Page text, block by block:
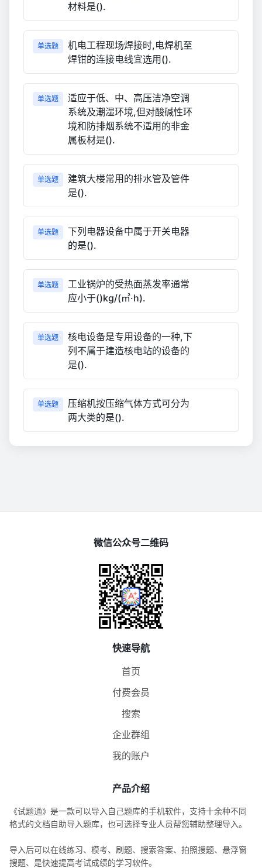
材料是().
单选题
机电工程现场焊接时,电焊机至
焊钳的连接电线宜选用().
单选题
适应于低、中、高压洁净空调
系统及潮湿环境,但对酸碱性环
境和防排烟系统不适用的非金
属板材是().
单选题
建筑大楼常用的排水管及管件
是().
单选题
下列电器设备中属于开关电器
的是().
单选题
工业锅炉的受热面蒸发率通常
应小于()kg/(㎡·h).
单选题
核电设备是专用设备的一种,下
列不属于建造核电站的设备的
是().
单选题
压缩机按压缩气体方式可分为
两大类的是().
微信公众号二维码
快速导航
首页
付费会员
搜索
企业群组
我的账户
产品介绍
《试题通》是一款可以导入自己题库的手机软件，支持十余种不同
格式的文档自助导入题库，也可选择专业人员帮您辅助整理导入。
导入后可以在线练习、模考、刷题、搜索答案、拍照搜题、悬浮窗
搜题、是快速提高考试成绩的学习软件。